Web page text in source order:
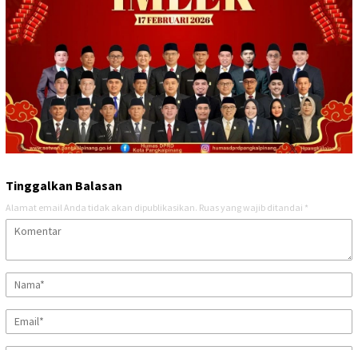
Tinggalkan Balasan
Alamat email Anda tidak akan dipublikasikan. Ruas yang wajib ditandai *